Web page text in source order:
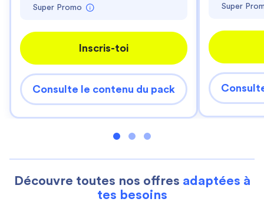
Super Promo
Inscris-toi
Consulte le contenu du pack
Super
Découvre toutes nos offres adaptées à
tes besoins